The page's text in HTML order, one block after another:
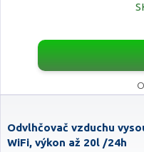
Odvlhčovač vzduchu
WiFi, výkon až 20l /24h